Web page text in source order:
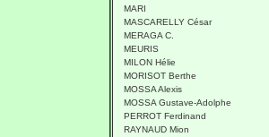
MARI
MASCARELLY César
MERAGA C.
MEURIS
MILON Hélie
MORISOT Berthe
MOSSA Alexis
MOSSA Gustave-Adolphe
PERROT Ferdinand
RAYNAUD Mion